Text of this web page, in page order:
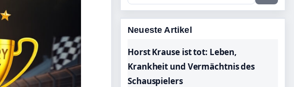
Neueste Artikel
Horst Krause ist tot: Leben,
Krankheit und Vermächtnis des
Schauspielers